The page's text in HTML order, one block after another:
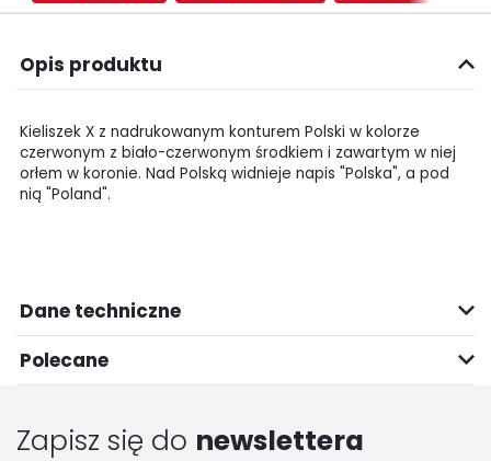
Opis produktu
Kieliszek X z nadrukowanym konturem Polski w kolorze
czerwonym z biało-czerwonym środkiem i zawartym w niej
orłem w koronie. Nad Polską widnieje napis "Polska", a pod
nią "Poland".
Dane techniczne
Polecane
Zapisz się do newslettera